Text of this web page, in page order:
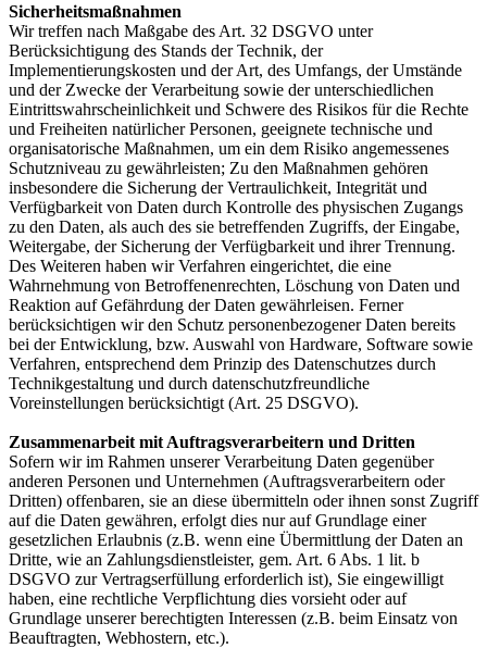
Sicherheitsmaßnahmen
Wir treffen nach Maßgabe des Art. 32 DSGVO unter
Berücksichtigung des Stands der Technik, der
Implementierungskosten und der Art, des Umfangs, der Umstände
und der Zwecke der Verarbeitung sowie der unterschiedlichen
Eintrittswahrscheinlichkeit und Schwere des Risikos für die Rechte
und Freiheiten natürlicher Personen, geeignete technische und
organisatorische Maßnahmen, um ein dem Risiko angemessenes
Schutzniveau zu gewährleisten; Zu den Maßnahmen gehören
insbesondere die Sicherung der Vertraulichkeit, Integrität und
Verfügbarkeit von Daten durch Kontrolle des physischen Zugangs
zu den Daten, als auch des sie betreffenden Zugriffs, der Eingabe,
Weitergabe, der Sicherung der Verfügbarkeit und ihrer Trennung.
Des Weiteren haben wir Verfahren eingerichtet, die eine
Wahrnehmung von Betroffenenrechten, Löschung von Daten und
Reaktion auf Gefährdung der Daten gewährleisen. Ferner
berücksichtigen wir den Schutz personenbezogener Daten bereits
bei der Entwicklung, bzw. Auswahl von Hardware, Software sowie
Verfahren, entsprechend dem Prinzip des Datenschutzes durch
Technikgestaltung und durch datenschutzfreundliche
Voreinstellungen berücksichtigt (Art. 25 DSGVO).
Zusammenarbeit mit Auftragsverarbeitern und Dritten
Sofern wir im Rahmen unserer Verarbeitung Daten gegenüber
anderen Personen und Unternehmen (Auftragsverarbeitern oder
Dritten) offenbaren, sie an diese übermitteln oder ihnen sonst Zugriff
auf die Daten gewähren, erfolgt dies nur auf Grundlage einer
gesetzlichen Erlaubnis (z.B. wenn eine Übermittlung der Daten an
Dritte, wie an Zahlungsdienstleister, gem. Art. 6 Abs. 1 lit. b
DSGVO zur Vertragserfüllung erforderlich ist), Sie eingewilligt
haben, eine rechtliche Verpflichtung dies vorsieht oder auf
Grundlage unserer berechtigten Interessen (z.B. beim Einsatz von
Beauftragten, Webhostern, etc.).